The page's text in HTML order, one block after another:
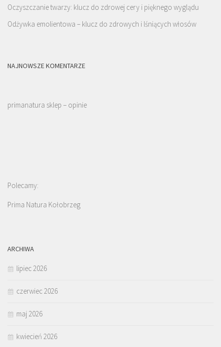
Oczyszczanie twarzy: klucz do zdrowej cery i pięknego wyglądu
Odżywka emolientowa – klucz do zdrowych i lśniących włosów
NAJNOWSZE KOMENTARZE
primanatura sklep – opinie
Polecamy:
Prima Natura Kołobrzeg
ARCHIWA
lipiec 2026
czerwiec 2026
maj 2026
kwiecień 2026